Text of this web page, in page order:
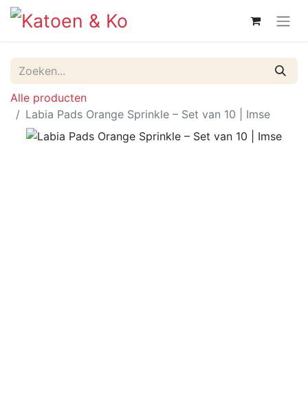
Alle producten
Labia Pads Orange Sprinkle – Set van 10 | Imse